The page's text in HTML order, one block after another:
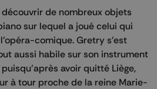
de nombreux objets
sur lequel a joué celui qui
comique. Gretry s'est
aussi habile sur son instrument
avoir quitté Liège,
à tour proche de la reine Marie-